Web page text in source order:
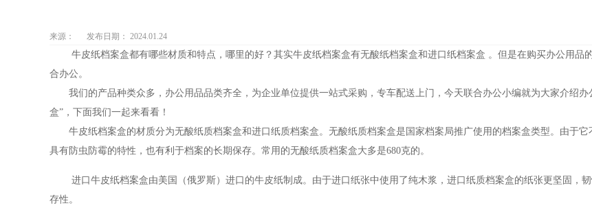
来源： 发布日期： 2024.01.24
牛皮纸档案盒都有哪些材质和特点，哪里的好？其实牛皮纸档案盒有无酸纸档案盒和进口纸档案盒 。但是在购买办公用品
合办公。
我们的产品种类众多，办公用品品类齐全，为企业单位提供一站式采购，专车配送上门，今天联合办公小编就为大家介绍办
盒”，下面我们一起来看看！
牛皮纸档案盒的材质分为无酸纸质档案盒和进口纸质档案盒。无酸纸质档案盒是国家档案局推广使用的档案盒类型。由于它
具有防虫防霉的特性，也有利于档案的长期保存。常用的无酸纸质档案盒大多是680克的。
进口牛皮纸档案盒由美国（俄罗斯）进口的牛皮纸制成。由于进口纸张中使用了纯木浆，进口纸质档案盒的纸张更坚固，韧
存性。